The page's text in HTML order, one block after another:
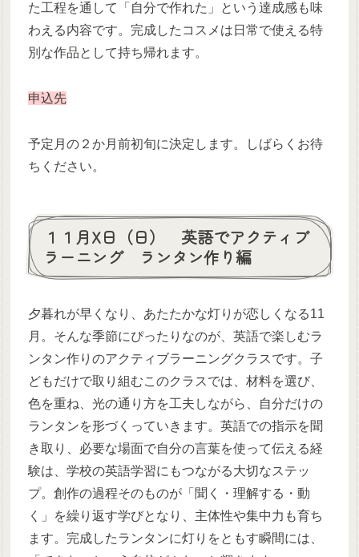
た工程を通して「自分で作れた」という達成感も味
わえる内容です。完成したコスメは日常で使える特
別な作品として持ち帰れます。
申込先
予定月の２か月前初旬に決定します。しばらくお待
ちください。
１１月X日（日） 英語でアクティブ
ラーニング ランタン作り編
夕暮れが早くなり、あたたかな灯りが恋しくなる11
月。そんな季節にぴったりなのが、英語で楽しむラ
ンタン作りのアクティブラーニングクラスです。子
どもだけで取り組むこのクラスでは、材料を選び、
色を重ね、光の通り方を工夫しながら、自分だけの
ランタンを形づくっていきます。英語での指示を聞
き取り、必要な場面で自分の言葉を使って伝える経
験は、学校の英語学習にもつながる大切なステッ
プ。創作の過程そのものが「聞く・理解する・動
く」を繰り返す学びとなり、主体性や集中力も育ち
ます。完成したランタンに灯りをともす瞬間には、